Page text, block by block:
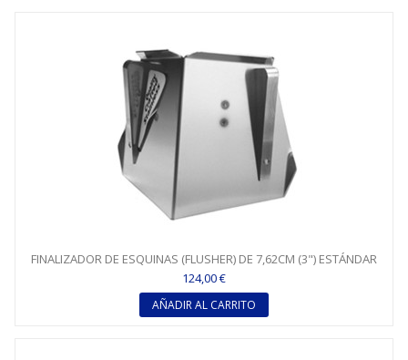
FINALIZADOR DE ESQUINAS (FLUSHER) DE 7,62CM (3") ESTÁNDAR
124,00 €
AÑADIR AL CARRITO